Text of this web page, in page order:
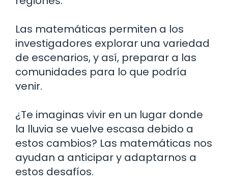
Las matemáticas permiten a los
investigadores explorar una variedad
de escenarios, y así, preparar a las
comunidades para lo que podría
venir.
¿Te imaginas vivir en un lugar donde
la lluvia se vuelve escasa debido a
estos cambios? Las matemáticas nos
ayudan a anticipar y adaptarnos a
estos desafíos.